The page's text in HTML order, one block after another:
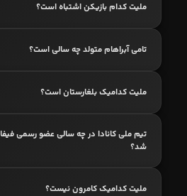
ملیت کدام بازیکن اشتباه است؟
تامی آبراهام متولد چه سالی است؟
ملیت کدامیک بلغارستان است؟
تیم ملی کانادا در چه سالی عضو رسمی فیفا
شد؟
ملیت کدامیک کامرون نیست؟